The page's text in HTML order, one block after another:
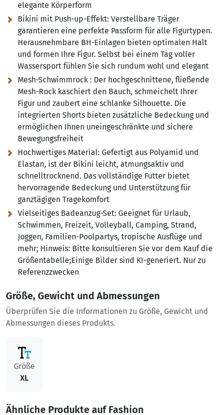
elegante Körperform
Bikini mit Push-up-Effekt: Verstellbare Träger
garantieren eine perfekte Passform für alle Figurtypen.
Herausnehmbare BH-Einlagen bieten optimalen Halt
und formen Ihre Figur. Selbst bei einem Tag voller
Wassersport fühlen Sie sich rundum wohl und elegant
Mesh-Schwimmrock : Der hochgeschnittene, fließende
Mesh-Rock kaschiert den Bauch, schmeichelt Ihrer
Figur und zaubert eine schlanke Silhouette. Die
integrierten Shorts bieten zusätzliche Bedeckung und
ermöglichen Ihnen uneingeschränkte und sichere
Bewegungsfreiheit
Hochwertiges Material: Gefertigt aus Polyamid und
Elastan, ist der Bikini leicht, atmungsaktiv und
schnelltrocknend. Das vollständige Futter bietet
hervorragende Bedeckung und Unterstützung für
ganztägigen Tragekomfort
Vielseitiges Badeanzug-Set: Geeignet für Urlaub,
Schwimmen, Freizeit, Volleyball, Camping, Strand,
Joggen, Familien-Poolpartys, tropische Ausflüge und
mehr; Hinweis: Bitte konsultieren Sie vor dem Kauf die
Größentabelle;Einige Bilder sind KI-generiert. Nur zu
Referenzzwecken
Größe, Gewicht und Abmessungen
Überprüfen Sie die Informationen zu Größe, Gewicht und
Abmessungen dieses Produkts.
Größe
XL
Ähnliche Produkte auf Fashion